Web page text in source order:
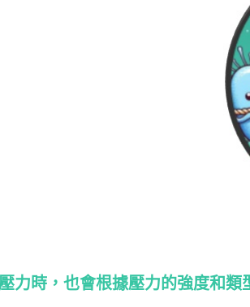
力時，也會根據壓力的強度和